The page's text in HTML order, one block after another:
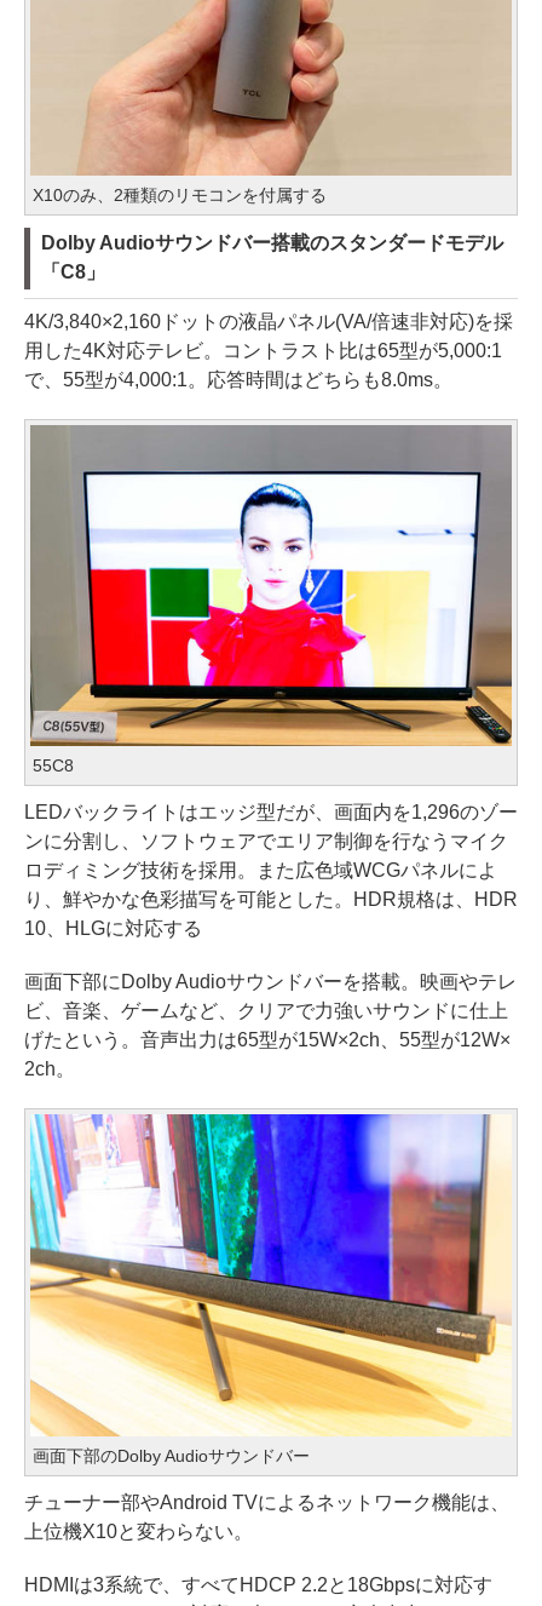
X10のみ、2種類のリモコンを付属する
Dolby Audioサウンドバー搭載のスタンダードモデル
「C8」
4K/3,840×2,160ドットの液晶パネル(VA/倍速非対応)を採
用した4K対応テレビ。コントラスト比は65型が5,000:1
で、55型が4,000:1。応答時間はどちらも8.0ms。
55C8
LEDバックライトはエッジ型だが、画面内を1,296のゾー
ンに分割し、ソフトウェアでエリア制御を行なうマイク
ロディミング技術を採用。また広色域WCGパネルによ
り、鮮やかな色彩描写を可能とした。HDR規格は、HDR
10、HLGに対応する
画面下部にDolby Audioサウンドバーを搭載。映画やテレ
ビ、音楽、ゲームなど、クリアで力強いサウンドに仕上
げたという。音声出力は65型が15W×2ch、55型が12W×
2ch。
画面下部のDolby Audioサウンドバー
チューナー部やAndroid TVによるネットワーク機能は、
上位機X10と変わらない。
HDMIは3系統で、すべてHDCP 2.2と18Gbpsに対応す